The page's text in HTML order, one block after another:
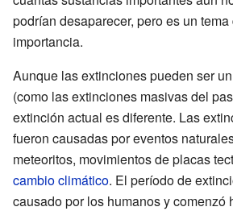
podrían desaparecer, pero es un tema
importancia.
Aunque las extinciones pueden ser
(como las extinciones masivas del
extinción actual es diferente. Las
fueron causadas por eventos
meteoritos, movimientos de placas
cambio climático. El período de
causado por los humanos y comenzó